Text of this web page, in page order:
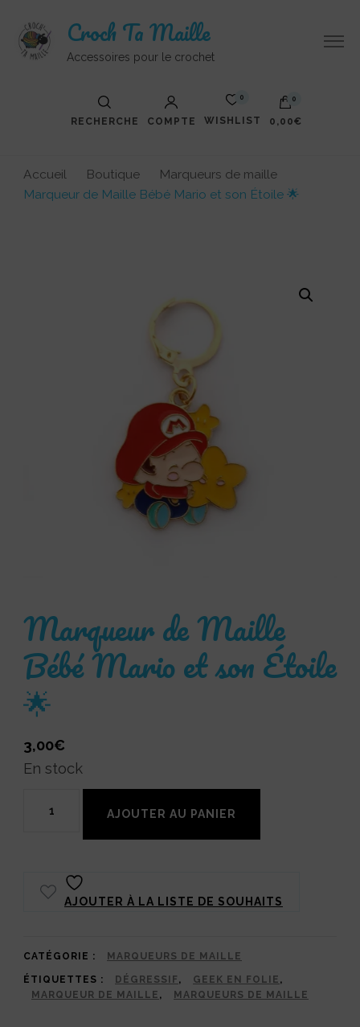
Croch Ta Maille
Accessoires pour le crochet
RECHERCHE COMPTE
0
WISHLIST
0
0,00€
Accueil Boutique
Marqueurs de maille
Marqueur de Maille Bébé Mario et son Étoile 🌟
Marqueur de Maille
Bébé Mario et son Étoile
🌟
3,00€
En stock
de
Maille
Mario
et
AJOUTER AU PANIER
AJOUTER À LA LISTE DE SOUHAITS
CATÉGORIE : MARQUEURS DE MAILLE
ÉTIQUETTES : DÉGRESSIF , GEEK EN FOLIE ,
MARQUEUR DE MAILLE , MARQUEURS DE MAILLE